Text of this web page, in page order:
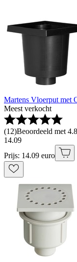
Martens Vloerput met
Meest verkocht
(12)Beoordeeld met
14.09
Prijs: 14.09 euro